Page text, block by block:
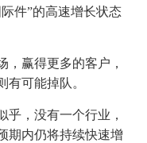
件”的高速增长状态
，赢得更多的客户，
有可能掉队。
乎，没有一个行业，
期内仍将持续快速增